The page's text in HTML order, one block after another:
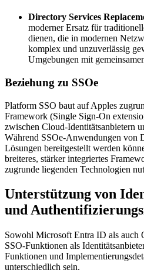
Directory Services
moderner Ersatz für
dienen, die in modernen
komplex und unzuverlässig
Umgebungen mit
Beziehung zu SSOe
Platform SSO baut auf Apples
Framework (Single Sign-On
zwischen Cloud-Identitätsanbietern
Während SSOe-Anwendungen von
Lösungen bereitgestellt werden
breiteres, stärker integriertes
zugrunde liegenden Technologien
Unterstützung von
und
Sowohl Microsoft Entra ID als auch
SSO-Funktionen als
Funktionen und
unterschiedlich sein.